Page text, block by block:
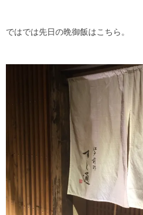
ではでは先日の晩御飯はこちら。